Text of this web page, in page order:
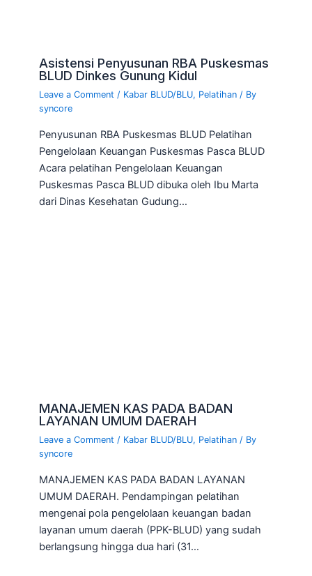
Asistensi Penyusunan RBA Puskesmas
BLUD Dinkes Gunung Kidul
Leave a Comment / Kabar BLUD/BLU, Pelatihan / By
syncore
Penyusunan RBA Puskesmas BLUD Pelatihan
Pengelolaan Keuangan Puskesmas Pasca BLUD
Acara pelatihan Pengelolaan Keuangan
Puskesmas Pasca BLUD dibuka oleh Ibu Marta
dari Dinas Kesehatan Gudung…
MANAJEMEN KAS PADA BADAN
LAYANAN UMUM DAERAH
Leave a Comment / Kabar BLUD/BLU, Pelatihan / By
syncore
MANAJEMEN KAS PADA BADAN LAYANAN
UMUM DAERAH. Pendampingan pelatihan
mengenai pola pengelolaan keuangan badan
layanan umum daerah (PPK-BLUD) yang sudah
berlangsung hingga dua hari (31…